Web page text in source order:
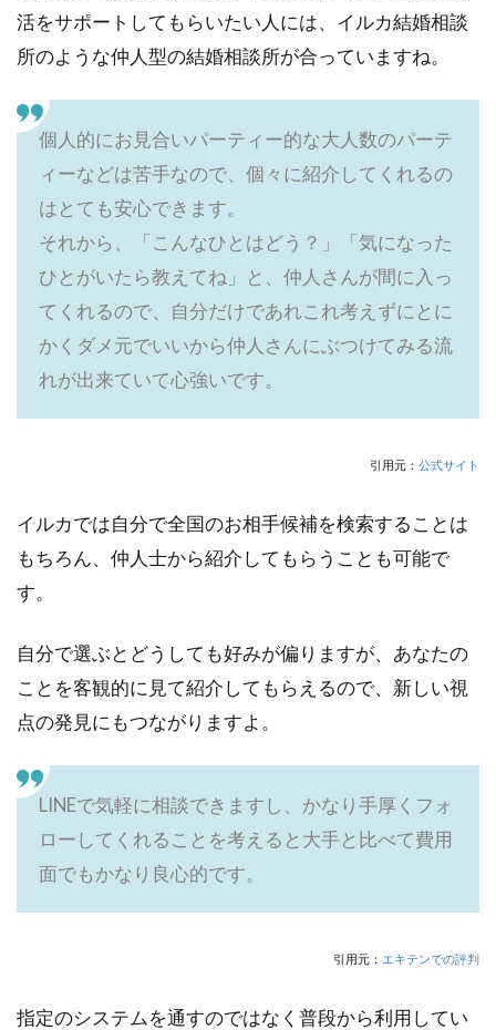
活をサポートしてもらいたい人には、イルカ結婚相談
所のような仲人型の結婚相談所が合っていますね。
個人的にお見合いパーティー的な大人数のパーテ
ィーなどは苦手なので、個々に紹介してくれるの
はとても安心できます。
それから、「こんなひとはどう？」「気になった
ひとがいたら教えてね」と、仲人さんが間に入っ
てくれるので、自分だけであれこれ考えずにとに
かくダメ元でいいから仲人さんにぶつけてみる流
れが出来ていて心強いです。
引用元： 公式サイト
イルカでは自分で全国のお相手候補を検索することは
もちろん、仲人士から紹介してもらうことも可能で
す。
自分で選ぶとどうしても好みが偏りますが、あなたの
ことを客観的に見て紹介してもらえるので、新しい視
点の発見にもつながりますよ。
LINEで気軽に相談できますし、かなり手厚くフォ
ローしてくれることを考えると大手と比べて費用
面でもかなり良心的です。
引用元： エキテンでの評判
指定のシステムを通すのではなく普段から利用してい